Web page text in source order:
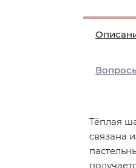
Тёплая
связана